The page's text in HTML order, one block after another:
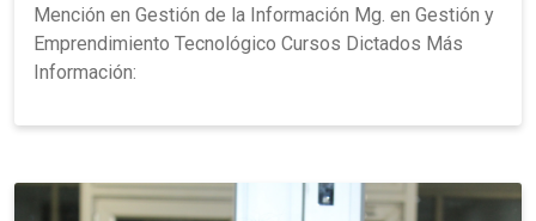
Mención en Gestión de la Información Mg. en Gestión y
Emprendimiento Tecnológico Cursos Dictados Más
Información: